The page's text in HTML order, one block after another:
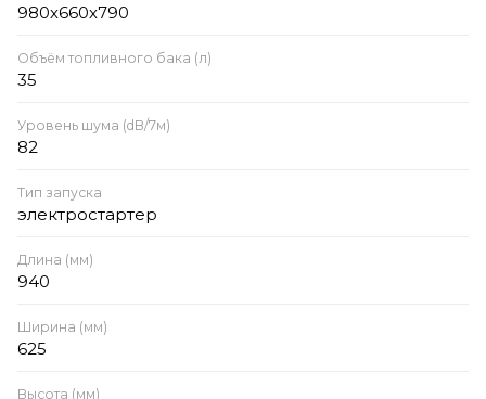
980х660х790
Объём топливного бака (л)
35
Уровень шума (dB/7м)
82
Тип запуска
электростартер
Длина (мм)
940
Ширина (мм)
625
Высота (мм)